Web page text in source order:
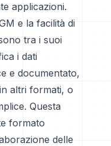
applicazioni.
e la facilità di
tra i suoi
i dati
e documentato,
altri formati, o
Questa
formato
delle